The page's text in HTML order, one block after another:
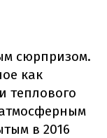
сюрпризом.
как
теплового
в 2016